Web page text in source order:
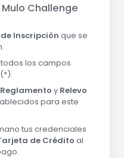
Challenge
Inscripción que se
los campos
Reglamento y Relevo
para este
tus credenciales
de Crédito al